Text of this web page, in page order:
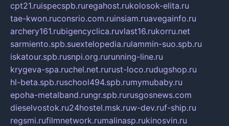
cpt21.ruispecspb.ruregahost.rukolosok-elita.ru
tae-kwon.ruconsrio.com.ruinsiam.ruavegainfo.ru
archery161.rubigencyclica.ruvlast16.rukorru.net
sarmiento.spb.suextelopedia.rulammin-suo.spb.ru
iskatour.spb.rusnpi.org.rurunning-line.ru
krygeva-spa.ruchel.net.rurust-loco.rudugshop.ru
hl-beta.spb.ruschool494.spb.rumymubaby.ru
epoha-metalband.rungr.spb.rurusgosnews.com
dieselvostok.ru24hostel.msk.ruw-dev.ruf-ship.ru
regsmi.rufilmnetwork.rumalinasp.rukinosvin.ru